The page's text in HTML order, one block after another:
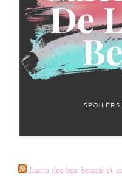
L’actu des box beauté et